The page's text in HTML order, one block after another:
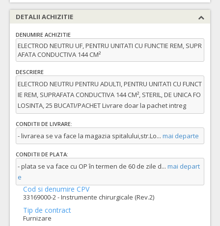
DETALII ACHIZITIE
DENUMIRE ACHIZITIE
ELECTROD NEUTRU UF, PENTRU UNITATI CU FUNCTIE REM, SUPR
AFATA CONDUCTIVA 144 CM²
DESCRIERE
ELECTROD NEUTRU PENTRU ADULTI, PENTRU UNITATI CU FUNCT
IE REM, SUPRAFATA CONDUCTIVA 144 CM², STERIL, DE UNICA FO
LOSINTA, 25 BUCATI/PACHET Livrare doar la pachet intreg
CONDITII DE LIVRARE:
- livrarea se va face la magazia spitalului,str.Lo... mai departe
CONDITII DE PLATA:
- plata se va face cu OP în termen de 60 de zile d... mai depart
e
Cod si denumire CPV
33169000-2 - Instrumente chirurgicale (Rev.2)
Tip de contract
Furnizare